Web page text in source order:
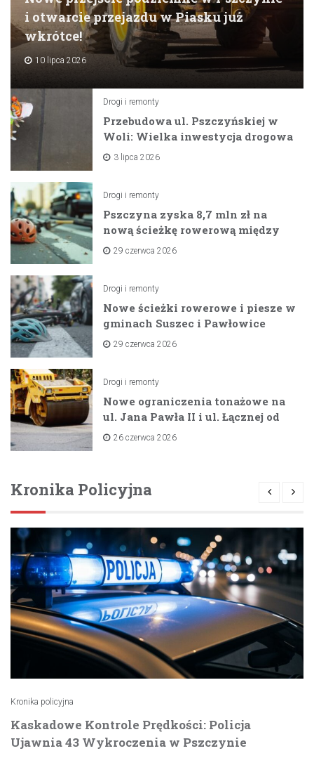
i otwarcie przejazdu w Piasku już
wkrótce!
10 lipca 2026
Drogi i remonty
Przebudowa ul. Pszczyńskiej w
Woli: Wielka inwestycja drogowa
na horyzoncie
3 lipca 2026
Drogi i remonty
Pszczyna zyska 8,7 mln zł na
nową ścieżkę rowerową między
zaporami
29 czerwca 2026
Drogi i remonty
Nowe ścieżki rowerowe i piesze w
gminach Suszec i Pawłowice
dzięki unijnemu wsparciu
29 czerwca 2026
Drogi i remonty
Nowe ograniczenia tonażowe na
ul. Jana Pawła II i ul. Łącznej od
lipca 2026 roku
26 czerwca 2026
Kronika Policyjna
Kronika policyjna
Kaskadowe Kontrole Prędkości: Policja
Ujawnia 43 Wykroczenia w Pszczynie